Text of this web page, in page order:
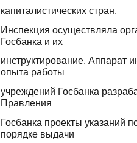
капиталистических стран.
Инспекция осуществляла
Госбанка и их
инструктирование. Аппарат
опыта работы
учреждений Госбанка
Правления
Госбанка проекты указаний
порядке выдачи